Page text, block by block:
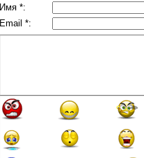
Имя *:
Email *: